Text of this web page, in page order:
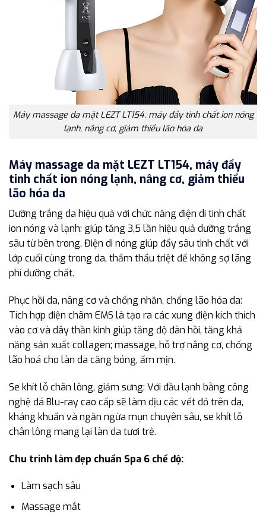
Máy massage da mặt LEZT LT154, máy đẩy tinh chất ion nóng
lạnh, nâng cơ, giảm thiểu lão hóa da
Máy massage da mặt LEZT LT154, máy đẩy
tinh chất ion nóng lạnh, nâng cơ, giảm thiểu
lão hóa da
Dưỡng trắng da hiệu quả với chức năng điện di tinh chất
ion nóng và lạnh: giúp tăng 3,5 lần hiệu quả dưỡng trắng
sâu từ bên trong. Điện di nóng giúp đẩy sâu tinh chất với
lớp cuối cùng trong da, thẩm thẩu triệt để không sợ lãng
phí dưỡng chất.
Phục hồi da, nâng cơ và chống nhăn, chống lão hóa da:
Tích hợp điện châm EMS là tạo ra các xung điện kích thích
vào cơ và dây thần kinh giúp tăng độ đàn hồi, tăng khả
năng sản xuất collagen; massage, hỗ trợ nâng cơ, chống
lão hoá cho làn da căng bóng, ẩm mịn.
Se khít lỗ chân lông, giảm sưng: Với đầu lạnh bằng công
nghệ đá Blu-ray cao cấp sẽ làm dịu các vết đỏ trên da,
kháng khuẩn và ngăn ngừa mụn chuyên sâu, se khít lỗ
chân lông mang lại làn da tươi trẻ.
Chu trình làm đẹp chuẩn Spa 6 chế độ:
Làm sạch sâu
Massage mắt